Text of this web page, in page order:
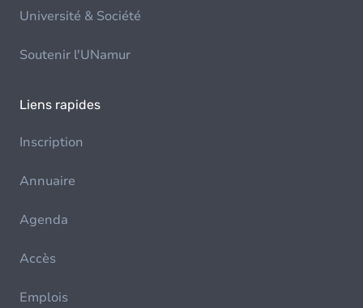
Université & Société
Soutenir l'UNamur
Liens rapides
Inscription
Annuaire
Agenda
Accès
Emplois